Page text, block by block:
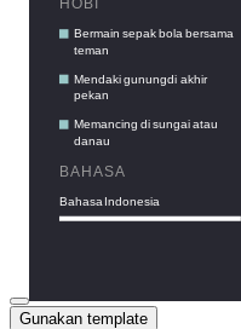
Gunakan template